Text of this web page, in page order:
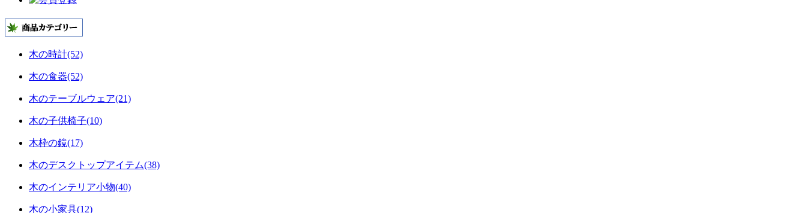
木の時計(52)
木の食器(52)
木のテーブルウェア(21)
木の子供椅子(10)
木枠の鏡(17)
木のデスクトップアイテム(38)
木のインテリア小物(40)
木の小家具(12)